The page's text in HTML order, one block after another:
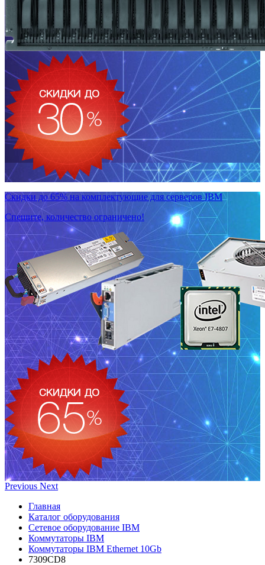
Скидки до 65% на комплектующие для серверов IBM
Спешите, количество ограничено!
Previous Next
Главная
Каталог оборудования
Сетевое оборудование IBM
Коммутаторы IBM
Коммутаторы IBM Ethernet 10Gb
7309CD8